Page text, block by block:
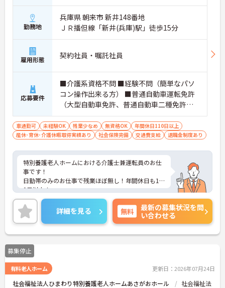
勤務地
兵庫県 朝来市 新井148番地
ＪＲ播但線「新井(兵庫)駅」徒歩15分
雇用形態 契約社員・嘱託社員
応募要件
■介護系資格不問 ■経験不問（簡単なパソ
コン操作出来る方） ■普通自動車運転免許
（大型自動車免許、普通自動車二種免許あ
れば優遇）
車通勤可 未経験OK 残業少なめ 無資格OK
年間休日110日以上
産休･育休･介護休暇取得実績あり
社会保険完備 交通費支給 退職金制度あり
特別養護老人ホームにおける介護士兼運転員のお仕
事です！
日勤帯のみのお仕事で残業ほぼ無し！年間休日も12
0日以上！
プライベートな時間も大切にしながら働ける環境で
す！
ご興味ある方には、面接のポイントなど、さらに詳
細をお話致しますのでお気軽にご相談ください。
詳細を見る 無料
最新の募集状況を問
い合わせる
募集停止
有料老人ホーム 更新日：2026年07月24日
社会福祉法人ひまわり特別養護老人ホームあさがおホール
社会福祉法